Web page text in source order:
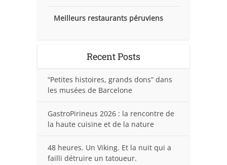
Meilleurs restaurants péruviens
Recent Posts
“Petites histoires, grands dons” dans
les musées de Barcelone
GastroPirineus 2026 : la rencontre de
la haute cuisine et de la nature
48 heures. Un Viking. Et la nuit qui a
failli détruire un tatoueur.